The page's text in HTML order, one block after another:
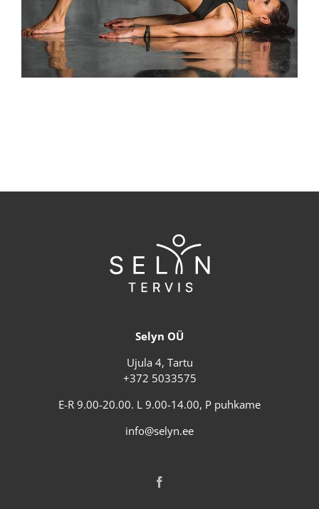
Selyn OÜ
Ujula 4, Tartu
+372 5033575
E-R 9.00-20.00. L 9.00-14.00, P puhkame
info@selyn.ee